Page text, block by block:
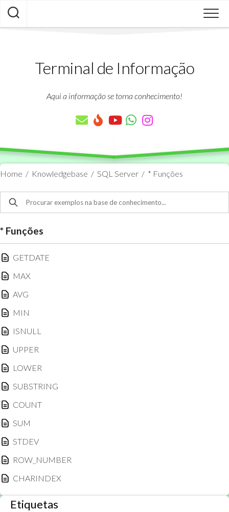
Skip
content
Terminal de Informação
Aqui a informação se torna conhecimento!
Home / Knowledgebase / SQL Server / * Funções
* Funções
GETDATE
MAX
AVG
MIN
ISNULL
UPPER
LOWER
SUBSTRING
COUNT
SUM
STDEV
ROW_NUMBER
CHARINDEX
Etiquetas